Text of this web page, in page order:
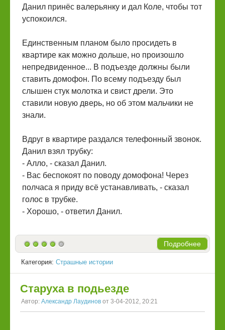
Данил принёс валерьянку и дал Коле, чтобы тот
успокоился.
Единственным планом было просидеть в
квартире как можно дольше, но произошло
непредвиденное... В подъезде должны были
ставить домофон. По всему подъезду был
слышен стук молотка и свист дрели. Это
ставили новую дверь, но об этом мальчики не
знали.
Вдруг в квартире раздался телефонный звонок.
Данил взял трубку:
- Алло, - сказал Данил.
- Вас беспокоят по поводу домофона! Через
полчаса я приду всё устанавливать, - сказал
голос в трубке.
- Хорошо, - ответил Данил.
Подробнее
Категория: Страшные истории
Старуха в подьезде
Автор: Александр Лаудинов от 3-04-2012, 20:21